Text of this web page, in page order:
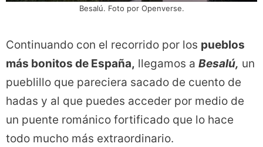
Besalú. Foto por Openverse.
Continuando con el recorrido por los pueblos
más bonitos de España, llegamos a Besalú, un
pueblillo que pareciera sacado de cuento de
hadas y al que puedes acceder por medio de
un puente románico fortificado que lo hace
todo mucho más extraordinario.